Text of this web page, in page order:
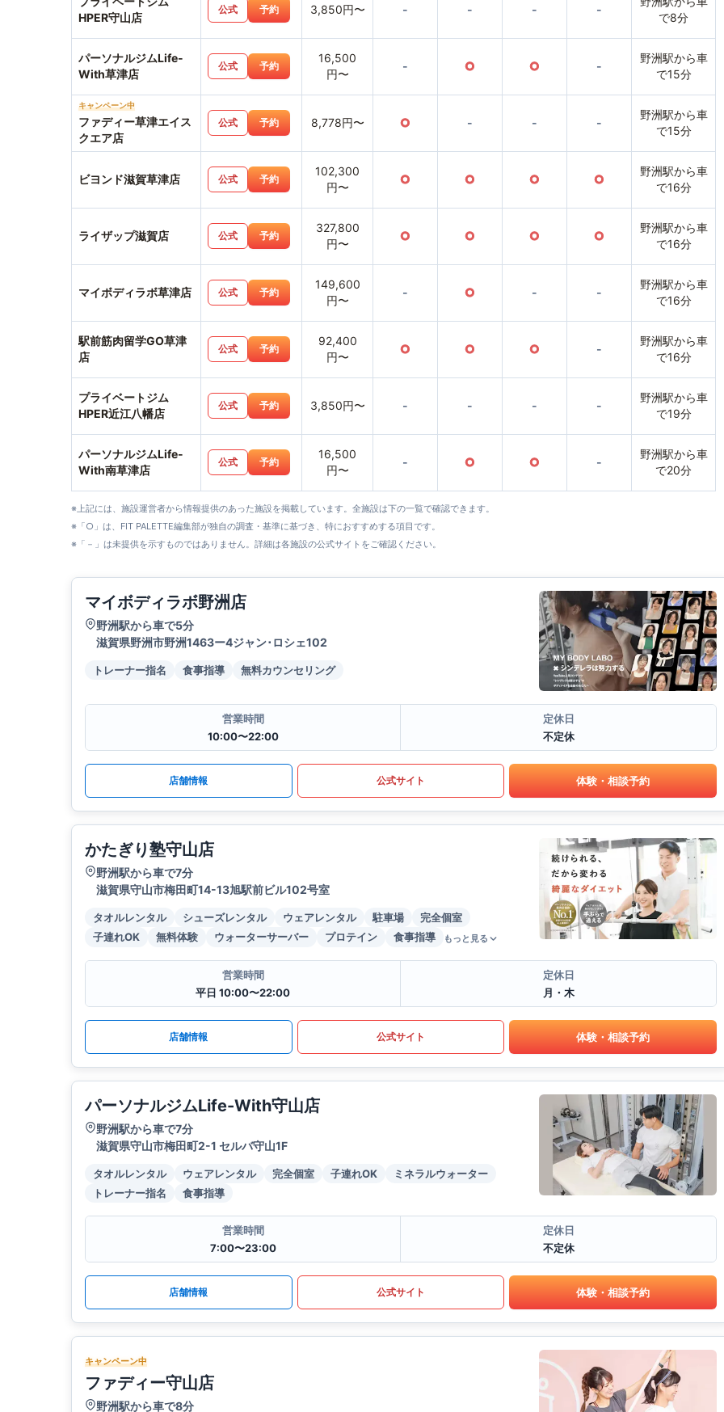
HPER守山店
公式 予約 3,850円〜 - - - -
で8分
パーソナルジムLife-
With草津店
公式 予約
16,500
円〜
- ○ ○ -
野洲駅から車
で15分
キャンペーン中
ファディー草津エイス
クエア店
公式 予約 8,778円〜 ○ - - -
野洲駅から車
で15分
ビヨンド滋賀草津店 公式 予約
102,300
円〜
○ ○ ○ ○
野洲駅から車
で16分
ライザップ滋賀店 公式 予約
327,800
円〜
○ ○ ○ ○
野洲駅から車
で16分
マイボディラボ草津店 公式 予約
149,600
円〜
- ○ - -
野洲駅から車
で16分
駅前筋肉留学GO草津
店
公式 予約
92,400
円〜
○ ○ ○ -
野洲駅から車
で16分
プライベートジム
HPER近江八幡店
公式 予約 3,850円〜 - - - -
野洲駅から車
で19分
パーソナルジムLife-
With南草津店
公式 予約
16,500
円〜
- ○ ○ -
野洲駅から車
で20分
※上記には、施設運営者から情報提供のあった施設を掲載しています。全施設は下の一覧で確認できます。
※「○」は、FIT PALETTE編集部が独自の調査・基準に基づき、特におすすめする項目です。
※「－」は未提供を示すものではありません。詳細は各施設の公式サイトをご確認ください。
マイボディラボ野洲店
野洲駅から車で5分
滋賀県野洲市野洲1463ー4ジャン･ロシェ102
トレーナー指名 食事指導 無料カウンセリング
営業時間
10:00〜22:00
定休日
不定休
店舗情報 公式サイト 体験・相談予約
かたぎり塾守山店
野洲駅から車で7分
滋賀県守山市梅田町14-13旭駅前ビル102号室
タオルレンタル シューズレンタル ウェアレンタル 駐車場
完全個室
子連れOK
無料体験 ウォーターサーバー プロテイン 食事指導 もっと見る
営業時間
平日 10:00〜22:00
定休日
月・木
店舗情報 公式サイト 体験・相談予約
パーソナルジムLife-With守山店
野洲駅から車で7分
滋賀県守山市梅田町2-1 セルバ守山1F
タオルレンタル ウェアレンタル 完全個室 子連れOK
ミネラルウォーター
トレーナー指名
食事指導
営業時間
7:00〜23:00
定休日
不定休
店舗情報 公式サイト 体験・相談予約
キャンペーン中
ファディー守山店
野洲駅から車で8分